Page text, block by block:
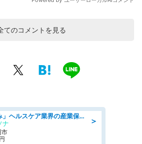
てのコメントを見る
＞
「土日祝休み」ヘルスケア業界の産業保健師/高時給/未経験OK/要資格:保健師、正看護師
ナ
市